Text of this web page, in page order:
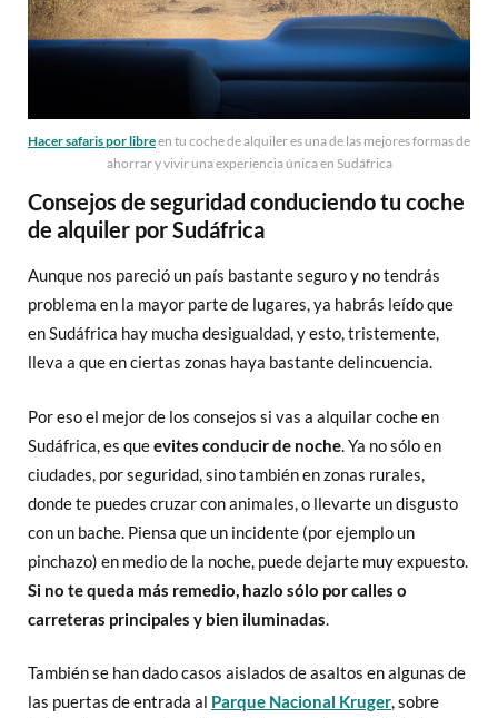
Hacer safaris por libreen tu coche de alquiler es una de las mejores formas de
ahorrar y vivir una experiencia única en Sudáfrica
Consejos de seguridad conduciendo tu coche
de alquiler por Sudáfrica
Aunque nos pareció un país bastante seguro y no tendrás
problema en la mayor parte de lugares, ya habrás leído que
en Sudáfrica hay mucha desigualdad, y esto, tristemente,
lleva a que en ciertas zonas haya bastante delincuencia.
Por eso el mejor de los consejos si vas a alquilar coche en
Sudáfrica, es queevites conducir de noche. Ya no sólo en
ciudades, por seguridad, sino también en zonas rurales,
donde te puedes cruzar con animales, o llevarte un disgusto
con un bache. Piensa que un incidente (por ejemplo un
pinchazo) en medio de la noche, puede dejarte muy expuesto.
Si no te queda más remedio, hazlo sólo por calles o
carreteras principales y bien iluminadas.
También se han dado casos aislados de asaltos en algunas de
las puertas de entrada al Parque Nacional Kruger, sobre